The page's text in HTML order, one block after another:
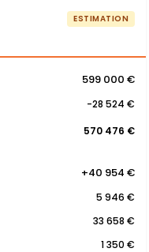
ESTIMATION
599 000 €
-28 524 €
570 476 €
+40 954 €
5 946 €
33 658 €
1 350 €